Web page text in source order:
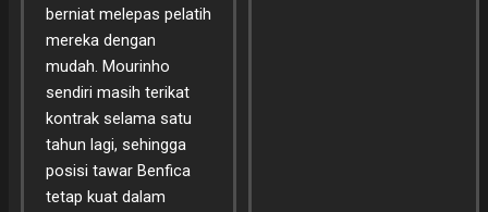
berniat melepas pelatih
mereka dengan
mudah. Mourinho
sendiri masih terikat
kontrak selama satu
tahun lagi, sehingga
posisi tawar Benfica
tetap kuat dalam